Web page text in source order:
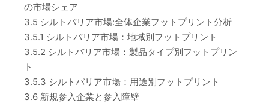
の市場シェア
3.5 シルトバリア市場:全体企業フットプリント分析
3.5.1 シルトバリア市場：地域別フットプリント
3.5.2 シルトバリア市場：製品タイプ別フットプリン
ト
3.5.3 シルトバリア市場：用途別フットプリント
3.6 新規参入企業と参入障壁